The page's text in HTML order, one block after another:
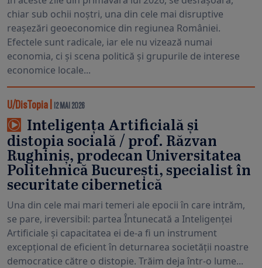
chiar sub ochii noștri, una din cele mai disruptive
reașezări geoeconomice din regiunea României.
Efectele sunt radicale, iar ele nu vizează numai
economia, ci și scena politică și grupurile de interese
economice locale...
U/DisTopia 12 MAI 2026
Inteligența Artificială și
distopia socială / prof. Răzvan
Rughiniș, prodecan Universitatea
Politehnică București, specialist în
securitate cibernetică
Una din cele mai mari temeri ale epocii în care intrăm,
se pare, ireversibil: partea Întunecată a Inteligenței
Artificiale și capacitatea ei de-a fi un instrument
excepțional de eficient în deturnarea societății noastre
democratice către o distopie. Trăim deja într-o lume...